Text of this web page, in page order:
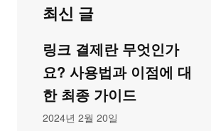
최신 글
링크 결제란 무엇인가
요? 사용법과 이점에 대
한 최종 가이드
2024년 2월 20일